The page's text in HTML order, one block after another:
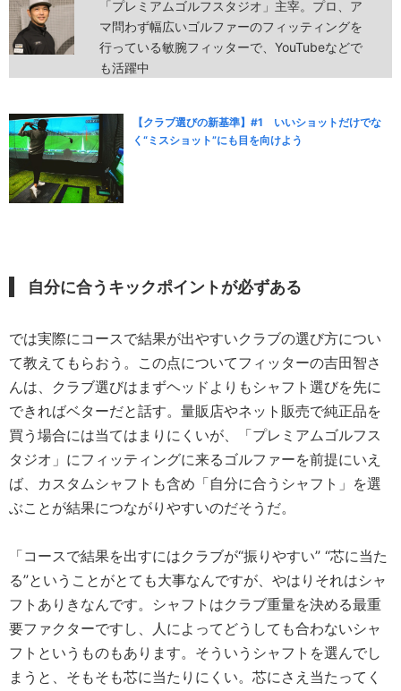
「プレミアムゴルフスタジオ」主宰。プロ、ア
マ問わず幅広いゴルファーのフィッティングを
行っている敏腕フィッターで、YouTubeなどで
も活躍中
【クラブ選びの新基準】#1 いいショットだけでな
く“ミスショット”にも目を向けよう
自分に合うキックポイントが必ずある
では実際にコースで結果が出やすいクラブの選び方につい
て教えてもらおう。この点についてフィッターの吉田智さ
んは、クラブ選びはまずヘッドよりもシャフト選びを先に
できればベターだと話す。量販店やネット販売で純正品を
買う場合には当てはまりにくいが、「プレミアムゴルフス
タジオ」にフィッティングに来るゴルファーを前提にいえ
ば、カスタムシャフトも含め「自分に合うシャフト」を選
ぶことが結果につながりやすいのだそうだ。
「コースで結果を出すにはクラブが“振りやすい” “芯に当た
る”ということがとても大事なんですが、やはりそれはシャ
フトありきなんです。シャフトはクラブ重量を決める最重
要ファクターですし、人によってどうしても合わないシャ
フトというものもあります。そういうシャフトを選んでし
まうと、そもそも芯に当たりにくい。芯にさえ当たってく